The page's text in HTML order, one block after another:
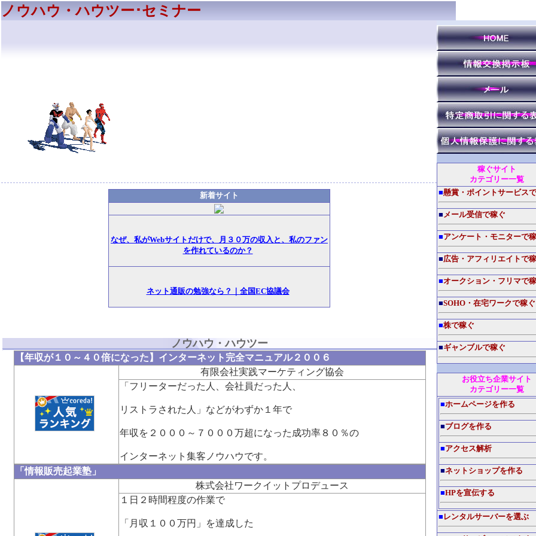
ノウハウ・ハウツー･セミナー
新着サイト
なぜ、私がWebサイトだけで、月３０万の収入と、私のファン
を作れているのか？
ネット通販の勉強なら？｜全国EC協議会
ノウハウ・ハウツー
【年収が１０～４０倍になった】インターネット完全マニュアル２００６
有限会社実践マーケティング協会
「フリーターだった人、会社員だった人、
リストラされた人」などがわずか１年で
年収を２０００～７０００万超になった成功率８０％の
インターネット集客ノウハウです。
「情報販売起業塾」
株式会社ワークイットプロデュース
１日２時間程度の作業で
「月収１００万円」を達成した
稼ぐサイト
カテゴリー一覧
■懸賞・ポイントサービス
■メール受信で稼ぐ
■アンケート・モニターで
■広告・アフィリエイトで
■オークション・フリマで
■SOHO・在宅ワークで稼ぐ
■株で稼ぐ
■ギャンブルで稼ぐ
お役立ち企業サイト
カテゴリー一覧
■ホームページを作る
■ブログを作る
■アクセス解析
■ネットショップを作る
■HPを宣伝する
■ レンタルサーバーを選ぶ